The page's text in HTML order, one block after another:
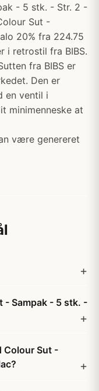
- 5 stk. - Str. 2 -
Sut -
20% fra 224.75
i retrostil fra BIBS.
fra BIBS er
Den er
en ventil i
minimenneske at
være genereret
- Sampak - 5 stk. -
Colour Sut -